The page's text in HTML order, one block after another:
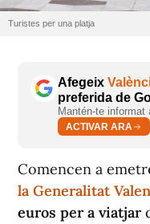
Turistes per una platja
Afegeix
preferida de
Mantén-te
ACTIVAR ARA
Comencen a
la Generalitat
euros per a viatjar